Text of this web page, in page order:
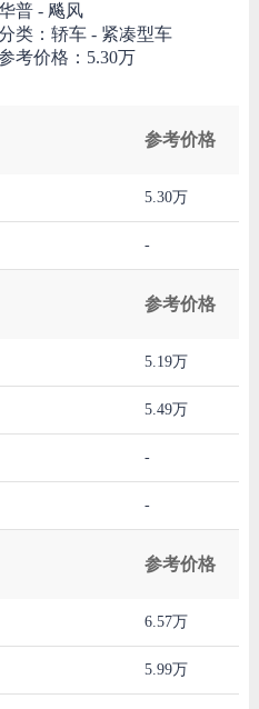
普 - 飚风
类：轿车 - 紧凑型车
考价格： 5.30万
参考价格
5.30万
-
参考价格
5.19万
5.49万
-
-
参考价格
6.57万
5.99万